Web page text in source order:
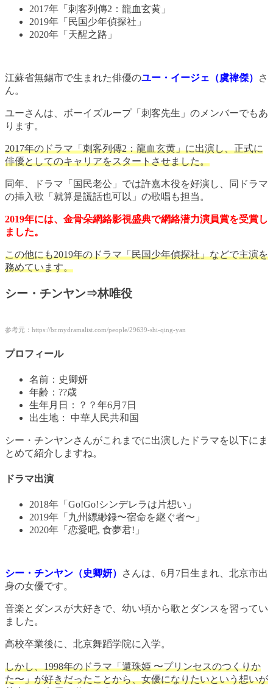
2017年「刺客列傳2：龍血玄黄」
2019年「民国少年偵探社」
2020年「天醒之路」
江蘇省無錫市で生まれた俳優のユー・イージェ （虞禕傑）
さ
ん。
ユーさんは、ボーイズループ「刺客先生」のメンバーでもあ
ります。
2017年のドラマ「刺客列傳2：龍血玄黄」に出演し、正式に
俳優としてのキャリアをスタートさせました。
同年、ドラマ「国民老公」では許嘉木役を好演し、同ドラマ
の挿入歌「就算是謊話也可以」の歌唱も担当。
2019年には、金骨朵網絡影視盛典で網絡潜力演員賞を受賞し
ました。
この他にも2019年のドラマ「民国少年偵探社」などで主演を
務めています。
シー・チンヤン⇒林唯役
参考元：https://br.mydramalist.com/people/29639-shi-qing-yan
プロフィール
名前：史卿妍
年齢：??歳
生年月日：？？年6月7日
出生地： 中華人民共和国
シー・チンヤンさんがこれまでに出演したドラマを以下にま
とめて紹介しますね。
ドラマ出演
2018年「Go!Go!シンデレラは片想い」
2019年「九州縹緲録〜宿命を継ぐ者〜」
2020年「恋愛吧, 食夢君!」
シー・チンヤン（史卿妍）
さんは、6月7日生まれ、北京市出
身の女優です。
音楽とダンスが大好きで、幼い頃から歌とダンスを習ってい
ました。
高校卒業後に、北京舞蹈学院に入学。
しかし、1998年のドラマ「還珠姫 〜プリンセスのつくりか
た〜」が好きだったことから、女優になりたいという想いが